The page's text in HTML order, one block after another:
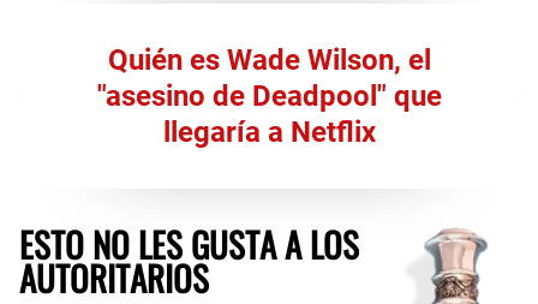
Quién es Wade Wilson, el
"asesino de Deadpool" que
llegaría a Netflix
ESTO NO LES GUSTA A LOS
AUTORITARIOS